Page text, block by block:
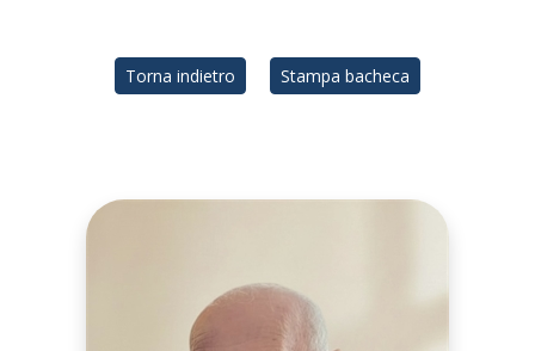
Torna indietro Stampa bacheca